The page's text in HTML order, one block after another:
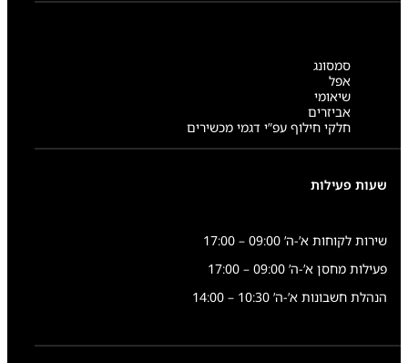
סמסונג
אפל
שיאומי
אביזרים
חלקי חילוף עפ”י דגמי מכשירים
שעות פעילות
שירות לקוחות א’-ה’ 09:00 – 17:00
פעילות מחסן א’-ה’ 09:00 – 17:00
הנהלת חשבונות א’-ה’ 10:30 – 14:00